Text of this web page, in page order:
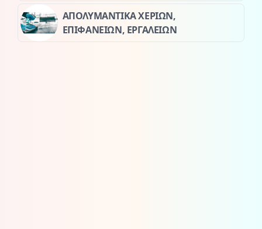
ΑΠΟΛΥΜΑΝΤΙΚΑ ΧΕΡΙΩΝ,
ΕΠΙΦΑΝΕΙΩΝ, ΕΡΓΑΛΕΙΩΝ